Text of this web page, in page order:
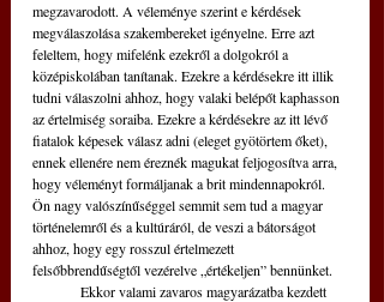
megzavarodott. A véleménye szerint e kérdések
megválaszolása szakembereket igényelne. Erre azt
feleltem, hogy mifelénk ezekről a dolgokról a
középiskolában tanítanak. Ezekre a kérdésekre itt illik
tudni válaszolni ahhoz, hogy valaki belépőt kaphasson
az értelmiség soraiba. Ezekre a kérdésekre az itt lévő
fiatalok képesek válasz adni (eleget gyötörtem őket),
ennek ellenére nem éreznék magukat feljogosítva arra,
hogy véleményt formáljanak a brit mindennapokról.
Ön nagy valószínűséggel semmit sem tud a magyar
történelemről és a kultúráról, de veszi a bátorságot
ahhoz, hogy egy rosszul értelmezett
felsőbbrendűségtől vezérelve „értékeljen” bennünket.